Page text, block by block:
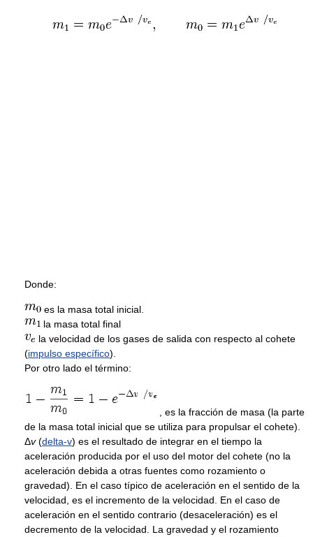
Donde:
es la masa total inicial.
la masa total final
la velocidad de los gases de salida con respecto al cohete
(impulso específico).
Por otro lado el término:
, es la fracción de masa (la parte
de la masa total inicial que se utiliza para propulsar el cohete).
Δv(delta-v) es el resultado de integrar en el tiempo la
aceleración producida por el uso del motor del cohete (no la
aceleración debida a otras fuentes como rozamiento o
gravedad). En el caso típico de aceleración en el sentido de la
velocidad, es el incremento de la velocidad. En el caso de
aceleración en el sentido contrario (desaceleración) es el
decremento de la velocidad. La gravedad y el rozamiento